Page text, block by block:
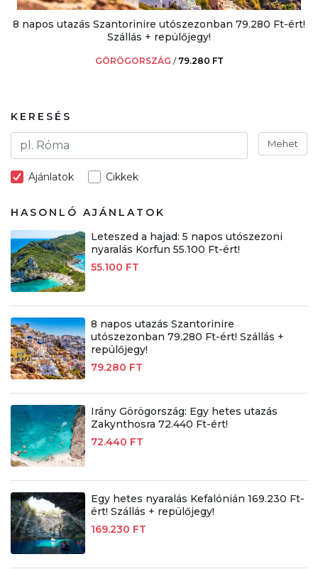
8 napos utazás Szantorinire utószezonban 79.280 Ft-ért!
Szállás + repülőjegy!
GÖRÖGORSZÁG / 79.280 FT
KERESÉS
Mehet
Ajánlatok Cikkek
HASONLÓ AJÁNLATOK
Leteszed a hajad: 5 napos utószezoni
nyaralás Korfun 55.100 Ft-ért!
55.100 FT
8 napos utazás Szantorinire
utószezonban 79.280 Ft-ért! Szállás +
repülőjegy!
79.280 FT
Irány Görögország: Egy hetes utazás
Zakynthosra 72.440 Ft-ért!
72.440 FT
Egy hetes nyaralás Kefalónián 169.230 Ft-
ért! Szállás + repülőjegy!
169.230 FT